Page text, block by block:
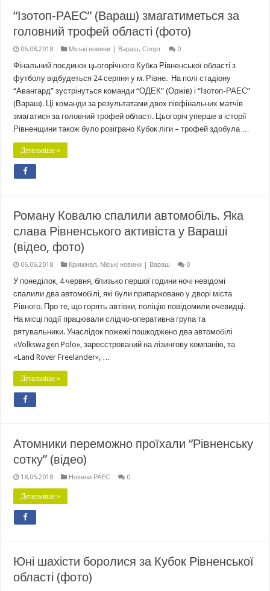
“Ізотоп-РАЕС” (Вараш) змагатиметься за
головний трофей області (фото)
06.08.2018 Міські новини | Вараш,Спорт 0
Фінальний поєдинок цьогорічного Кубка Рівненської області з
футболу відбудеться 24 серпня у м. Рівне. На полі стадіону
“Авангард” зустрінуться команди “ОДЕК” (Оржів) і “Ізотоп-РАЕС”
(Вараш). Ці команди за результатами двох півфінальних матчів
змагатися за головний трофей області. Цьогоріч уперше в історії
Рівненщини також було розіграно Кубок ліги – трофей здобула …
Детальніше »
Роману Ковалю спалили автомобіль. Яка
слава Рівненського активіста у Вараші
(відео, фото)
06.06.2018 Кримінал, Міські новини | Вараш 0
У понеділок, 4 червня, близько першої години ночі невідомі
спалили два автомобілі, які були припарковано у дворі міста
Рівного. Про те, що горять автівки, поліцію повідомили очевидці.
На місці події працювали слідчо-оперативна група та
рятувальники. Унаслідок пожежі пошкоджено два автомобілі
«Volkswagen Polo», зареєстрований на лізингову компанію, та
«Land Rover Freelander», …
Детальніше »
Атомники переможно проїхали “Рівненську
сотку” (відео)
18.05.2018 Новини РАЕС 0
Детальніше »
Юні шахісти боролися за Кубок Рівненської
області (фото)